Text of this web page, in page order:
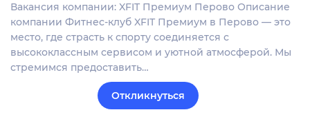
Вакансия компании: XFIT Премиум Перово Описание
компании Фитнес-клуб XFIT Премиум в Перово — это
место, где страсть к спорту соединяется с
высококлассным сервисом и уютной атмосферой. Мы
стремимся предоставить…
Откликнуться